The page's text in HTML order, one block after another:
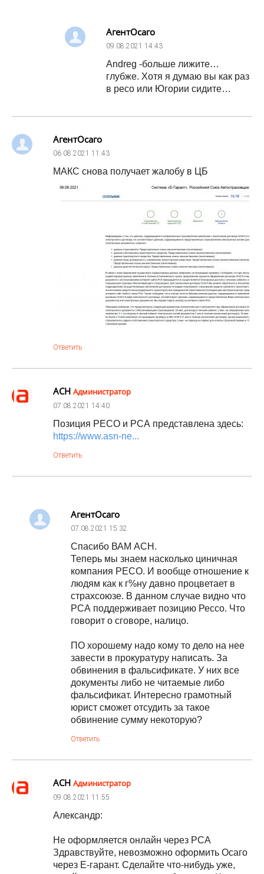
АгентОсаго
09.08.2021 14:43
Andreg -больше лижите…
глубже. Хотя я думаю вы как раз
в ресо или Югории сидите…
АгентОсаго
06.08.2021 11:43
МАКС снова получает жалобу в ЦБ
Ответить
АСН Администратор
07.08.2021 14:40
Позиция РЕСО и РСА представлена здесь:
https://www.asn-ne...
Ответить
АгентОсаго
07.08.2021 15:32
Спасибо ВАМ АСН.
Теперь мы знаем насколько циничная
компания РЕСО. И вообще отношение к
людям как к г%ну давно процветает в
страхсоюзе. В данном случае видно что
РСА поддерживает позицию Рессо. Что
говорит о сговоре, налицо.
ПО хорошему надо кому то дело на нее
завести в прокуратуру написать. За
обвинения в фальсификате. У них все
документы либо не читаемые либо
фальсификат. Интересно грамотный
юрист сможет отсудить за такое
обвинение сумму некоторую?
Ответить
АСН Администратор
09.08.2021 11:55
Александр:
Не оформляется онлайн через РСА
Здравствуйте, невозможно оформить Осаго
через Е-гарант. Сделайте что-нибудь уже,